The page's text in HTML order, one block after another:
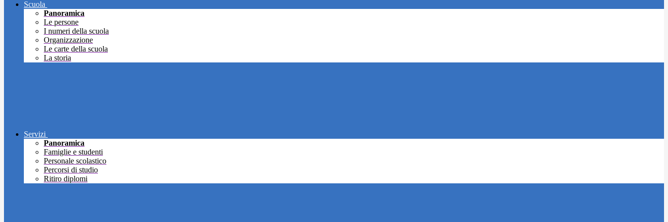
Scuola
Panoramica
Le persone
I numeri della scuola
Organizzazione
Le carte della scuola
La storia
Servizi
Panoramica
Famiglie e studenti
Personale scolastico
Percorsi di studio
Ritiro diplomi